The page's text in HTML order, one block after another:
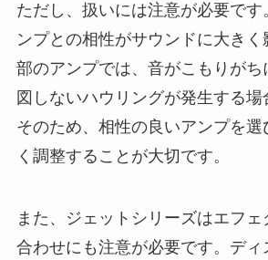
ただし、扱いには注意が必要です
ンプとの相性がサウンドに大き
部のアンプでは、音がこもりが
図しないハウリングが発生する場
そのため、相性の良いアンプを
く調整することが大切です。
また、ジェットシリーズはエフ
合わせにも注意が必要です。ディ